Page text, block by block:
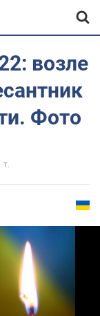
возле
Фото
т.